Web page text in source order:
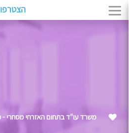
משרד עו"ד בתחום האזרחי מסחרי - מועד